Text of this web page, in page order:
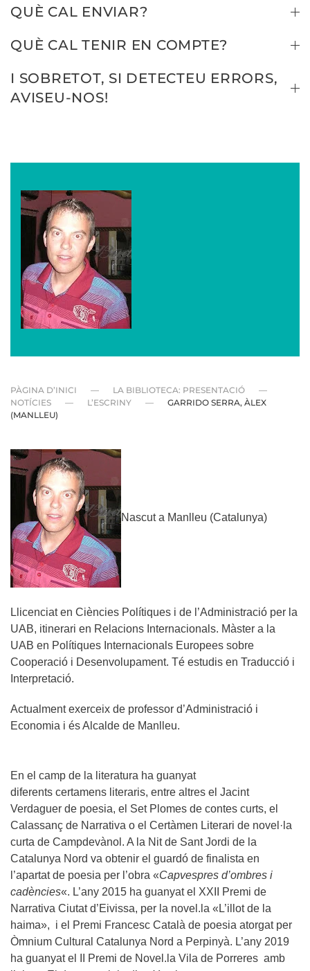
QUÈ CAL ENVIAR?
QUÈ CAL TENIR EN COMPTE?
I SOBRETOT, SI DETECTEU ERRORS,
AVISEU-NOS!
PÀGINA D’INICI
LA BIBLIOTECA: PRESENTACIÓ
NOTÍCIES
L’ESCRINY
GARRIDO SERRA, ÀLEX
(MANLLEU)
Nascut a Manlleu (Catalunya)
Llicenciat en Ciències Polítiques i de l’Administració per la
UAB, itinerari en Relacions Internacionals. Màster a la
UAB en Polítiques Internacionals Europees sobre
Cooperació i Desenvolupament. Té estudis en Traducció i
Interpretació.
Actualment exerceix de professor d’Administració i
Economia i és Alcalde de Manlleu.
En el camp de la literatura ha guanyat
diferents certamens literaris, entre altres el Jacint
Verdaguer de poesia, el Set Plomes de contes curts, el
Calassanç de Narrativa o el Certàmen Literari de novel·la
curta de Campdevànol. A la Nit de Sant Jordi de la
Catalunya Nord va obtenir el guardó de finalista en
l’apartat de poesia per l’obra «Capvespres d’ombres i
cadències«. L’any 2015 ha guanyat el XXII Premi de
Narrativa Ciutat d’Eivissa, per la novel.la «L’illot de la
haima», i el Premi Francesc Català de poesia atorgat per
Òmnium Cultural Catalunya Nord a Perpinyà. L’any 2019
ha guanyat el II Premi de Novel.la Vila de Porreres amb